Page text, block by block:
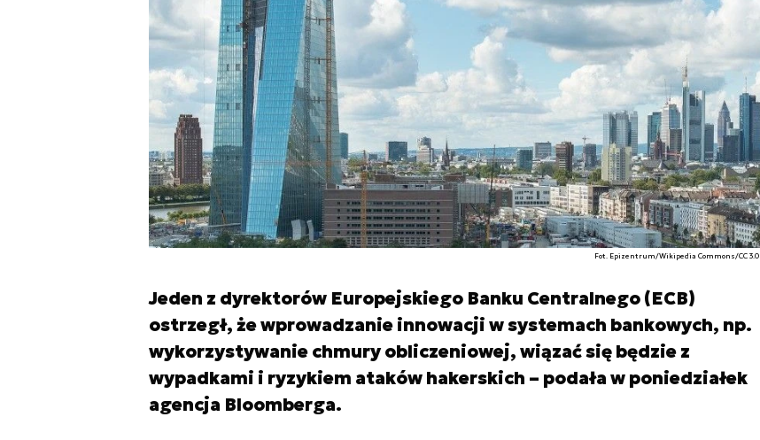
Fot. Epizentrum/Wikipedia Commons/CC 3.0
Jeden z dyrektorów Europejskiego Banku Centralnego (ECB)
ostrzegł, że wprowadzanie innowacji w systemach bankowych, np.
wykorzystywanie chmury obliczeniowej, wiązać się będzie z
wypadkami i ryzykiem ataków hakerskich – podała w poniedziałek
agencja Bloomberga.